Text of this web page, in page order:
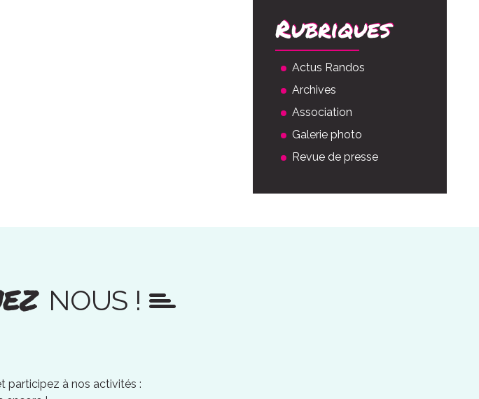
Rubriques
Actus Randos
Archives
Association
Galerie photo
Revue de presse
NOUS !
participez à nos activités :